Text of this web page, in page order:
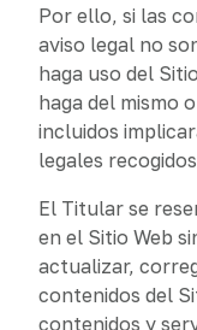
Por ello, si las
aviso legal no
haga uso del
haga del mismo
incluidos
legales
El Titular se
en el Sitio Web
actualizar,
contenidos del
contenidos y